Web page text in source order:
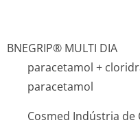
BNEGRIP® MULTI DIA
paracetamol +
paracetamol
Cosmed Indústria de